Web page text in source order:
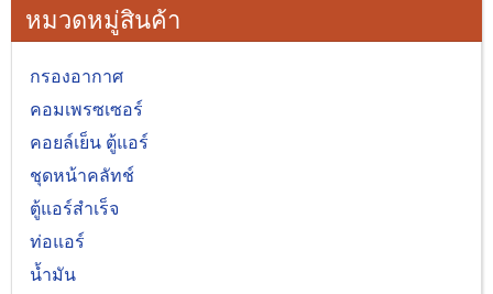
หมวดหมู่สินค้า
กรองอากาศ
คอมเพรซเซอร์
คอยล์เย็น ตู้แอร์
ชุดหน้าคลัทช์
ตู้แอร์สำเร็จ
ท่อแอร์
น้ำมัน